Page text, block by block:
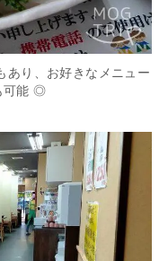
あり、お好きなメニュー
可能 ◎